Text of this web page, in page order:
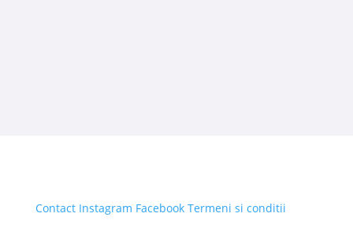
Contact Instagram Facebook Termeni si conditii